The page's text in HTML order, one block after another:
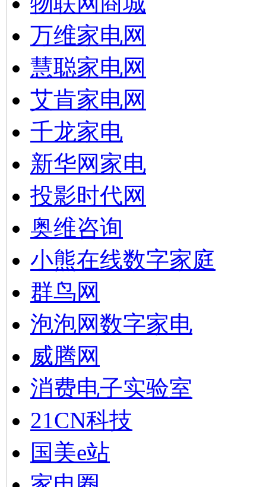
万维家电网
慧聪家电网
艾肯家电网
千龙家电
新华网家电
投影时代网
奥维咨询
小熊在线数字家庭
群鸟网
泡泡网数字家电
威腾网
消费电子实验室
21CN科技
国美e站